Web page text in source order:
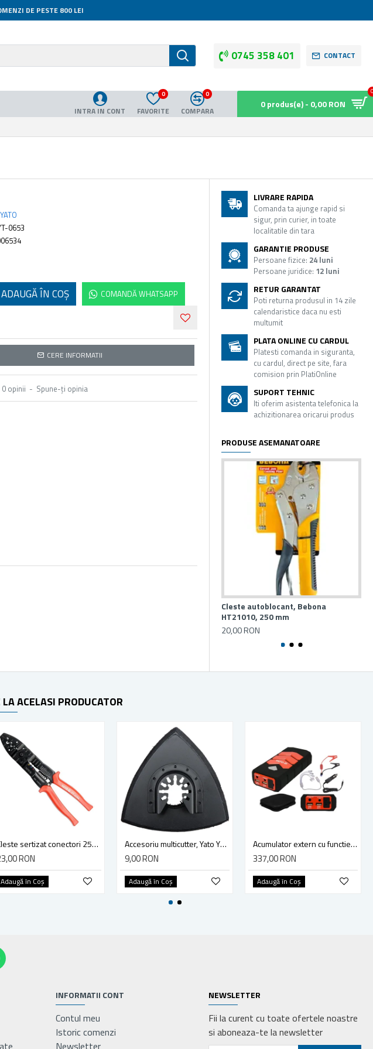
DE PESTE 800 LEI
0745 358 401 CONTACT
INTRA IN CONT FAVORITE
0
COMPARA
0
0 produs(e) - 0,00 RON
YATO
0653
0 opinii - Spune-ţi opinia
ADAUGĂ ÎN COŞ COMANDĂ WHATSAPP
CERE INFORMATII
LIVRARE RAPIDA
Comanda ta ajunge rapid si
sigur, prin curier, in toate
localitatile din tara
GARANTIE PRODUSE
Persoane fizice: 24 luni
Persoane juridice: 12 luni
RETUR GARANTAT
Poti returna produsul in 14 zile
calendaristice daca nu esti
multumit
PLATA ONLINE CU CARDUL
Platesti comanda in siguranta,
cu cardul, direct pe site, fara
comision prin PlatiOnline
SUPORT TEHNIC
Iti oferim asistenta telefonica la
achizitionarea oricarui produs
PRODUSE ASEMANATOARE
Cleste autoblocant, Bebona
HT21010, 250 mm
20,00 RON
cleste cu varf lung, multifunctional 240mm YATO YT-20435
RON
Adaugă în Coş
Cleste cu varf semirotund indoit, 200 mm, Yato YT-2028
19,00 RON
Adaugă în Coş
LA ACELASI PRODUCATOR
Cleste sertizat conectori 250 mm lama 4mm Yato YT-2254
RON
Adaugă în Coş
Accesoriu multicutter, Yato YT-34689, sistem Yato Quick Release, slefuire, 90 mm, ceramica, abrazive
9,00 RON
Adaugă în Coş
Acumulator extern cu functie booster Yato YT-83081 (pornire/incarcare auto), Li-Po, 9000 mAh, YT-83081
337,00 RON
Adaugă în Coş
INFORMATII CONT
Contul meu
Istoric comenzi
Newsletter
NEWSLETTER
Fii la curent cu toate ofertele noastre
si aboneaza-te la newsletter